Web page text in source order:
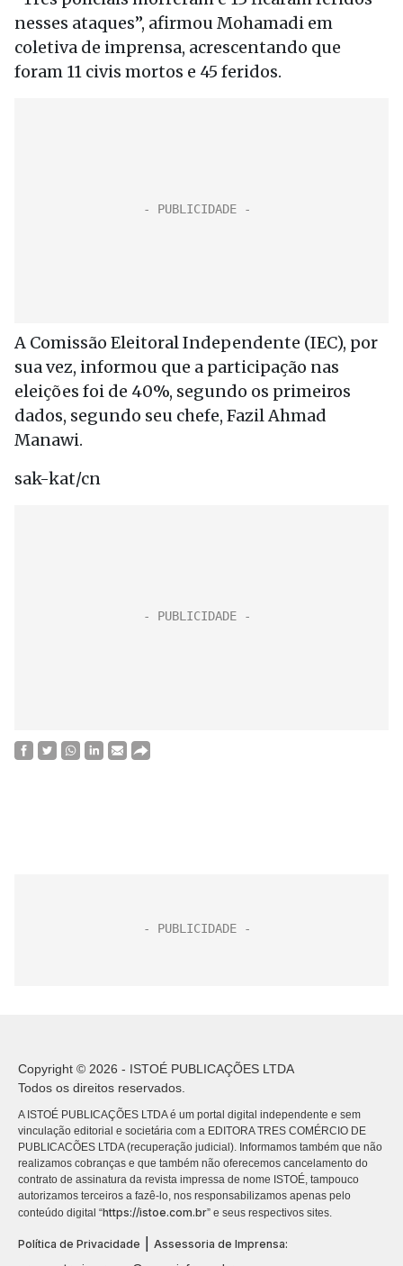
nesses ataques”, afirmou Mohamadi em
coletiva de imprensa, acrescentando que
foram 11 civis mortos e 45 feridos.
A Comissão Eleitoral Independente (IEC), por
sua vez, informou que a participação nas
eleições foi de 40%, segundo os primeiros
dados, segundo seu chefe, Fazil Ahmad
Manawi.
sak-kat/cn
Copyright © 2026 - ISTOÉ PUBLICAÇÕES LTDA
Todos os direitos reservados.
A ISTOÉ PUBLICAÇÕES LTDA é um portal digital independente e sem
vinculação editorial e societária com a EDITORA TRES COMÉRCIO DE
PUBLICACÕES LTDA (recuperação judicial). Informamos também que não
realizamos cobranças e que também não oferecemos cancelamento do
contrato de assinatura da revista impressa de nome ISTOÉ, tampouco
autorizamos terceiros a fazê-lo, nos responsabilizamos apenas pelo
conteúdo digital “https://istoe.com.br” e seus respectivos sites.
Política de Privacidade
Assessoria de Imprensa: